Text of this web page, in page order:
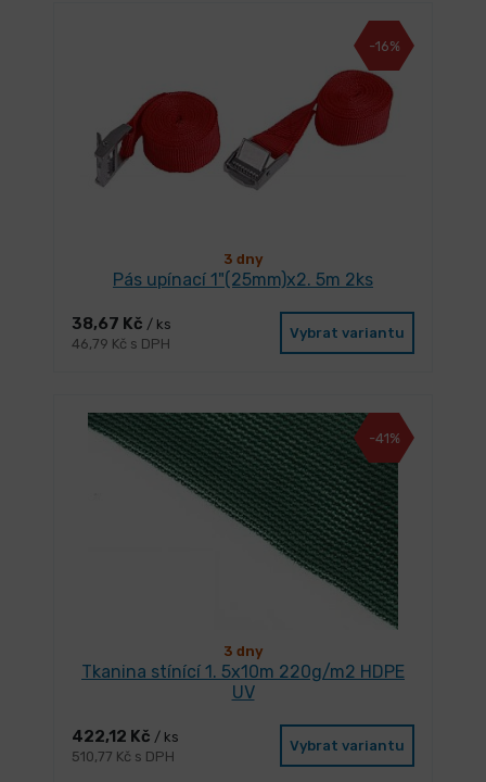
-16%
3 dny
Pás upínací 1"(25mm)x2. 5m 2ks
38,67 Kč / ks
46,79 Kč s DPH
Vybrat variantu
-41%
3 dny
Tkanina stínící 1. 5x10m 220g/m2 HDPE
UV
422,12 Kč / ks
510,77 Kč s DPH
Vybrat variantu